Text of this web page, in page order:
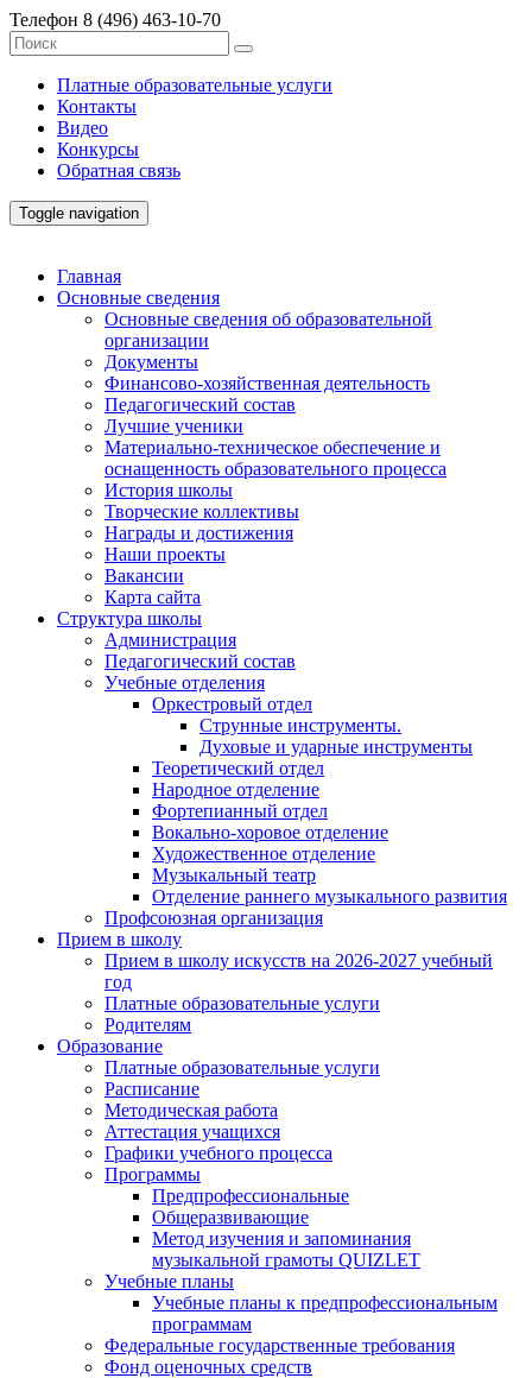
Телефон 8 (496) 463-10-70
Платные образовательные услуги
Контакты
Видео
Конкурсы
Обратная связь
Toggle navigation
Главная
Основные сведения
Основные сведения об образовательной
организации
Документы
Финансово-хозяйственная деятельность
Педагогический состав
Лучшие ученики
Материально-техническое обеспечение и
оснащенность образовательного процесса
История школы
Творческие коллективы
Награды и достижения
Наши проекты
Вакансии
Карта сайта
Структура школы
Администрация
Педагогический состав
Учебные отделения
Оркестровый отдел
Струнные инструменты.
Духовые и ударные инструменты
Теоретический отдел
Народное отделение
Фортепианный отдел
Вокально-хоровое отделение
Художественное отделение
Музыкальный театр
Отделение раннего музыкального развития
Профсоюзная организация
Прием в школу
Прием в школу искусств на 2026-2027 учебный
год
Платные образовательные услуги
Родителям
Образование
Платные образовательные услуги
Расписание
Методическая работа
Аттестация учащихся
Графики учебного процесса
Программы
Предпрофессиональные
Общеразвивающие
Метод изучения и запоминания
музыкальной грамоты QUIZLET
Учебные планы
Учебные планы к предпрофессиональным
программам
Федеральные государственные требования
Фонд оценочных средств